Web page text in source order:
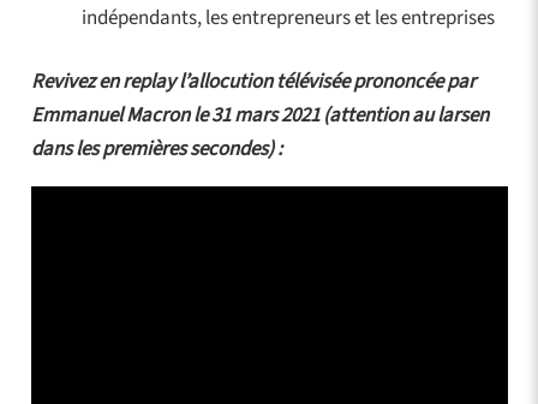
indépendants, les entrepreneurs et les entreprises
Revivez en replay l’allocution télévisée prononcée par
Emmanuel Macron le 31 mars 2021 (attention au larsen
dans les premières secondes) :